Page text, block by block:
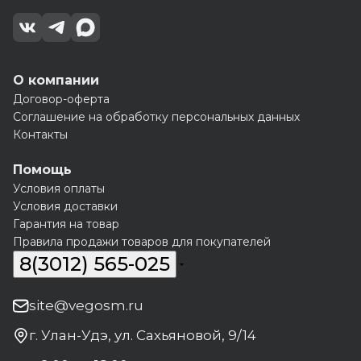
О компании
Договор-оферта
Соглашение на обработку персональных данных
Контакты
Помощь
Условия оплаты
Условия доставки
Гарантия на товар
Правила продажи товаров для покупателей
8(3012) 565-025
site@vegosm.ru
г. Улан-Удэ, ул. Сахьяновой, 9/14